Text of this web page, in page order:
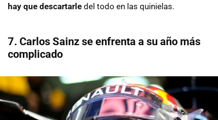
hay que descartarle del todo en las quinielas.
7. Carlos Sainz se enfrenta a su año más
complicado